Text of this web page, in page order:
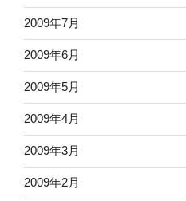
2009年7月
2009年6月
2009年5月
2009年4月
2009年3月
2009年2月